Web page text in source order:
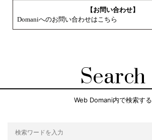
【お問い合わせ】
Domaniへのお問い合わせはこちら
Search
Web Domani内で検索する